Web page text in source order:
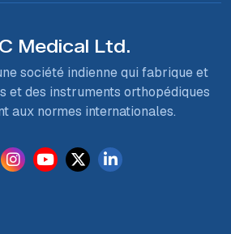
Medical Ltd.
société indienne qui fabrique et
et des instruments orthopédiques
aux normes internationales.